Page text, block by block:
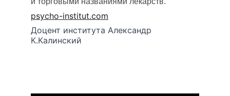
psycho-institut.com
Доцент института Александр
К.Калинский